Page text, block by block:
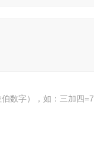
数字），如：三加四=7